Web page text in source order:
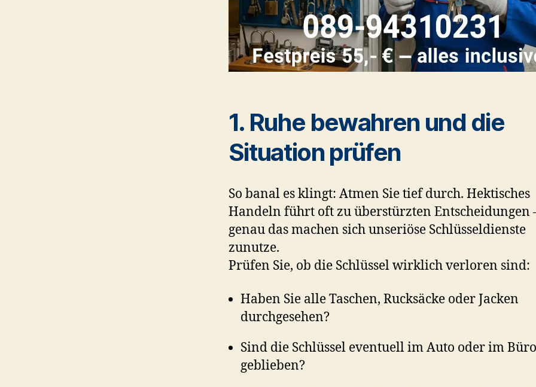
1. Ruhe bewahren und die
Situation prüfen
So banal es klingt: Atmen Sie tief durch. Hektisches
Handeln führt oft zu überstürzten Entscheidungen
genau das machen sich unseriöse Schlüsseldienste
zunutze.
Prüfen Sie, ob die Schlüssel wirklich verloren sind:
Haben Sie alle Taschen, Rucksäcke oder Jacken
durchgesehen?
Sind die Schlüssel eventuell im Auto oder im Büro
geblieben?